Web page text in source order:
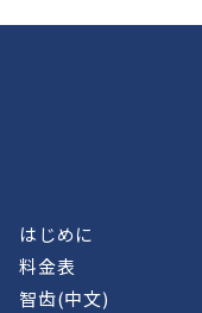
はじめに
料金表
智齿(中文)